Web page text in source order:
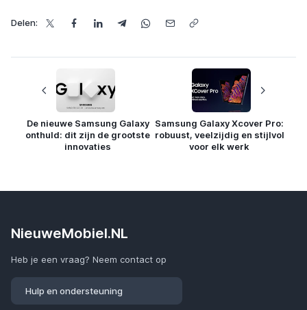
Delen:
De nieuwe Samsung Galaxy
onthuld: dit zijn de grootste
innovaties
Samsung Galaxy Xcover Pro:
robuust, veelzijdig en stijlvol
voor elk werk
NieuweMobiel.NL
Heb je een vraag? Neem contact op
Hulp en ondersteuning